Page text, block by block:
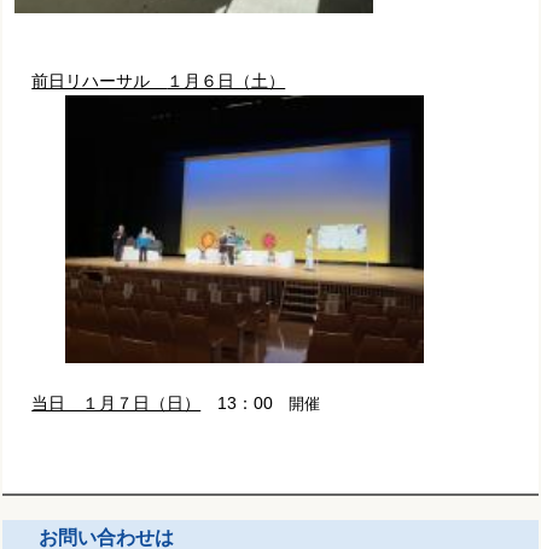
前日リハーサル １月６日（土）
当日 １月７日（日） 13：00 開催
お問い合わせは